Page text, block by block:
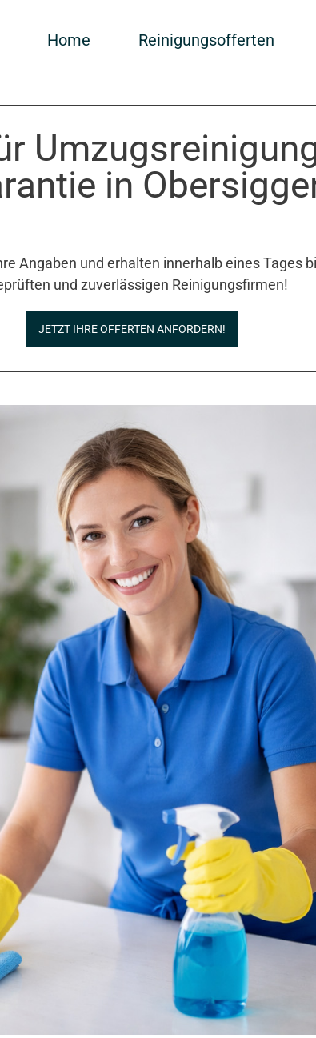
Home Reinigungsofferten
in
Angaben und erhalten innerhalb eines Tages
und zuverlässigen Reinigungsfirmen!
JETZT IHRE OFFERTEN ANFORDERN!